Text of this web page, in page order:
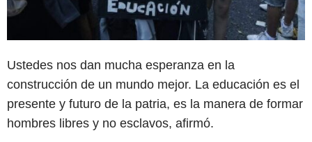
Ustedes nos dan mucha esperanza en la
construcción de un mundo mejor. La educación es el
presente y futuro de la patria, es la manera de formar
hombres libres y no esclavos, afirmó.